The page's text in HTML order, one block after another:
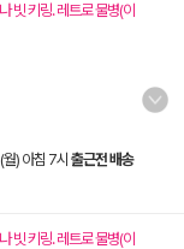
빗 키링. 레트로 물병(이
월) 아침 7시 출근전 배송
빗 키링. 레트로 물병(이